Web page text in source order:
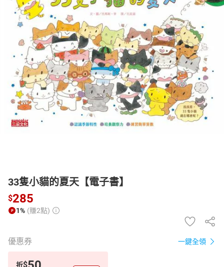
居家生活 3C家電 運動休閒 親子玩具
女裝 男裝 化妝保養 情趣用品
日本購物 電子/紙本書
HOT
33隻小貓的夏天【電子書】
$285
1% (賺2點)
優惠券 一鍵全領
折$